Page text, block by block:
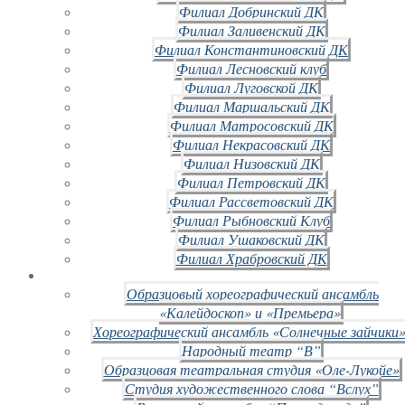
Филиал Добринский ДК
Филиал Заливенский ДК
Филиал Константиновский ДК
Филиал Лесновский клуб
Филиал Луговской ДК
Филиал Маршальский ДК
Филиал Матросовский ДК
Филиал Некрасовский ДК
Филиал Низовский ДК
Филиал Петровский ДК
Филиал Рассветовский ДК
Филиал Рыбновский Клуб
Филиал Ушаковский ДК
Филиал Храбровский ДК
Образцовый хореографический ансамбль
«Калейдоскоп» и «Премьера»
Хореографический ансамбль «Солнечные
Народный театр “В”
Образцовая театральная студия «Оле-Лукойе»
Студия художественного слова “Вслух”